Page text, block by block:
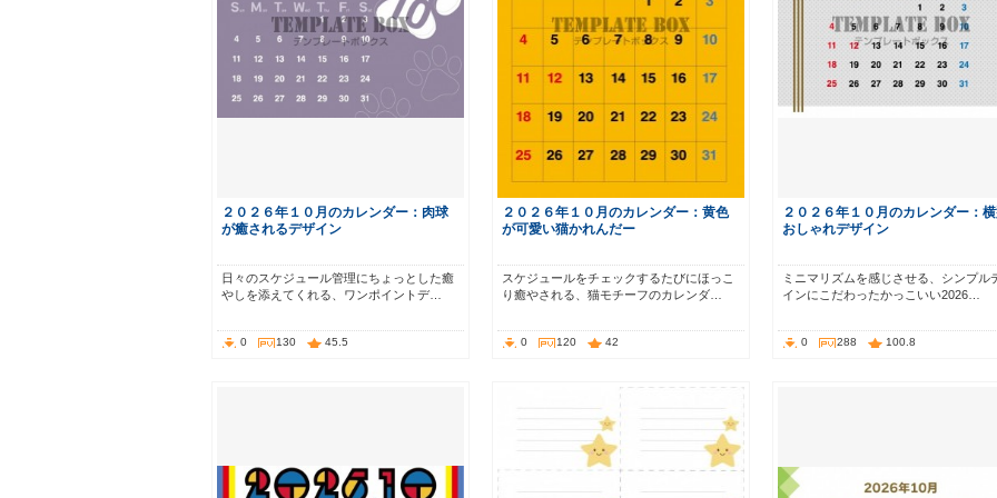
２０２６年１０月のカレンダー：肉球
が癒されるデザイン
日々のスケジュール管理にちょっとした癒
やしを添えてくれる、ワンポイントデ…
0 130 45.5
２０２６年１０月のカレンダー：黄色
が可愛い猫かれんだー
スケジュールをチェックするたびにほっこ
り癒やされる、猫モチーフのカレンダ…
0 120 42
２０２６年１０月のカレンダー：
おしゃれデザイン
ミニマリズムを感じさせる、シンプル
インにこだわったかっこいい2026…
0 288 100.8